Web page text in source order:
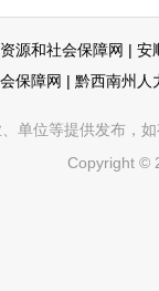
源和社会保障网 | 安
保障网 | 黔西南州人
单位等提供发布，
Copyright ©